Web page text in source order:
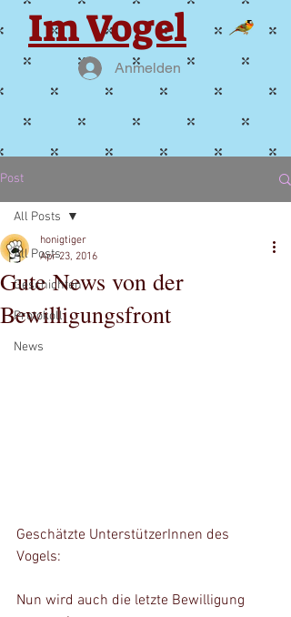
Im Vogel
Anmelden
Post
All Posts
Geschichten
Protokoll
News
All Posts
Gute News von der
Bewilligungsfront
honigtiger
Apr 23, 2016
Geschätzte UnterstützerInnen des
Vogels:
Nun wird auch die letzte Bewilligung